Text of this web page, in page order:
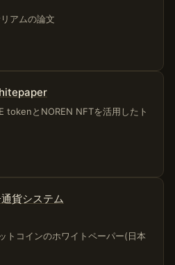
アムの論文
tokenとNOREN NFTを活用したト
貨システム
トコインのホワイトペーパー(日本